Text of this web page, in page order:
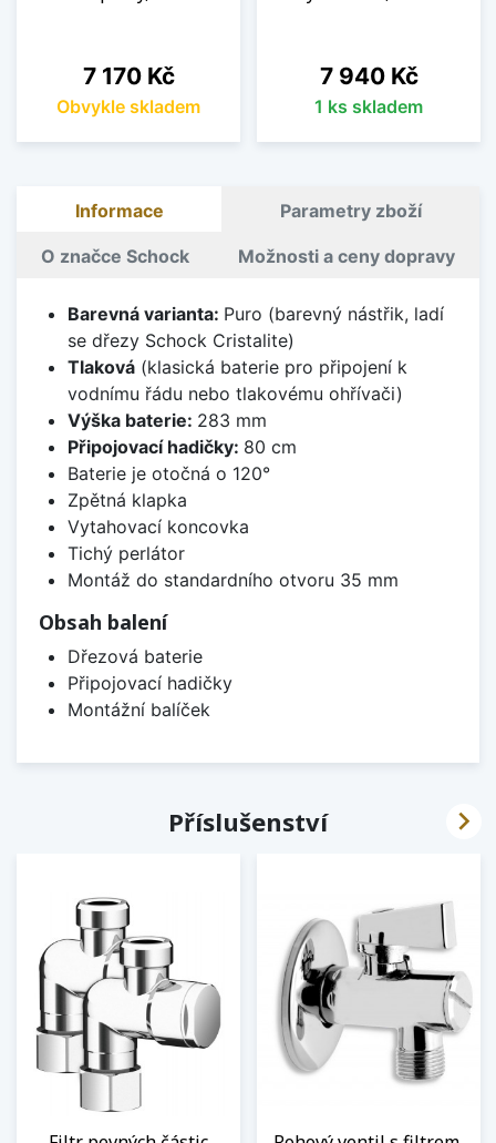
Cena
7 170 Kč
Obvykle skladem
Cena
7 940 Kč
1 ks skladem
Informace Parametry zboží
O značce Schock Možnosti a ceny dopravy
Barevná varianta: Puro (barevný nástřik, ladí
se dřezy Schock Cristalite)
Tlaková(klasická baterie pro připojení k
vodnímu řádu nebo tlakovému ohřívači)
Výška baterie: 283 mm
Připojovací hadičky: 80 cm
Baterie je otočná o 120°
Zpětná klapka
Vytahovací koncovka
Tichý perlátor
Montáž do standardního otvoru 35 mm
Obsah balení
Dřezová baterie
Připojovací hadičky
Montážní balíček
Příslušenství 